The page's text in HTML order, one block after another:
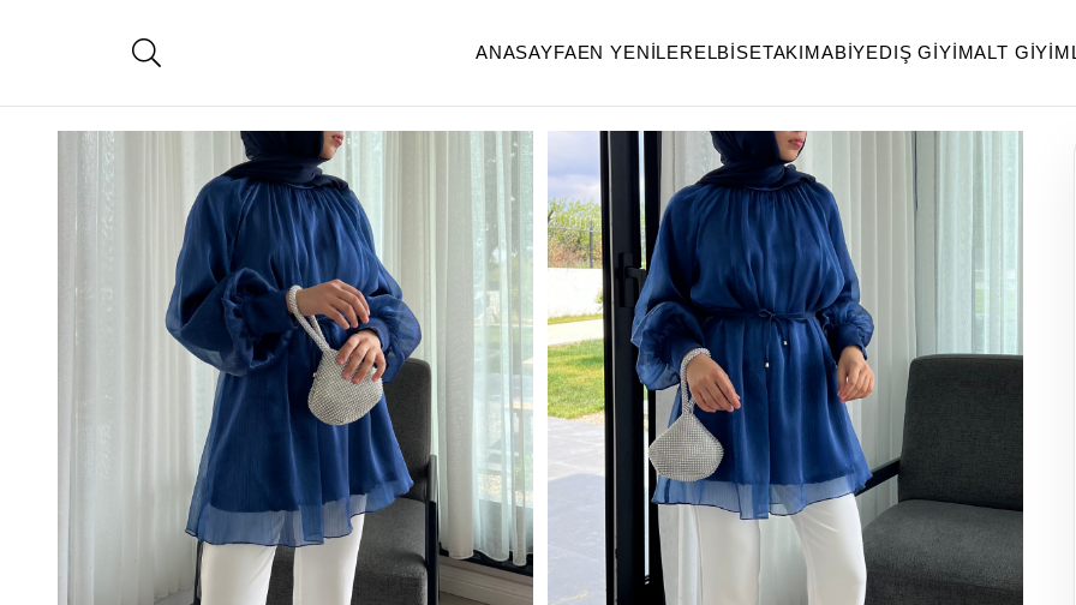
ANASAYFAEN YENILERELBISETAKIMABIYEDIŞ GIYIMALT GIYIM